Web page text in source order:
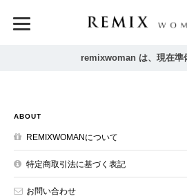
remixwoman は、現在準
ABOUT
REMIXWOMANについて
特定商取引法に基づく表記
お問い合わせ